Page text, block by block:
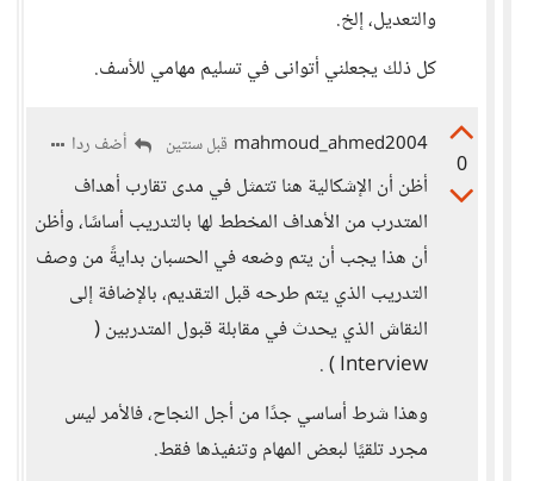
والتعديل، إلخ.
كل ذلك يجعلني أتوانى في تسليم مهامي للأسف.
0
mahmoud_ahmed2004 قبل سنتين أضف ردا
أظن أن الإشكالية هنا تتمثل في مدى تقارب أهداف
المتدرب من الأهداف المخطط لها بالتدريب أساسًا، وأظن
أن هذا يجب أن يتم وضعه في الحسبان بدايةً من وصف
التدريب الذي يتم طرحه قبل التقديم، بالإضافة إلى
النقاش الذي يحدث في مقابلة قبول المتدربين (
Interview ) .
وهذا شرط أساسي جدًا من أجل النجاح، فالأمر ليس
مجرد تلقيًا لبعض المهام وتنفيذها فقط.